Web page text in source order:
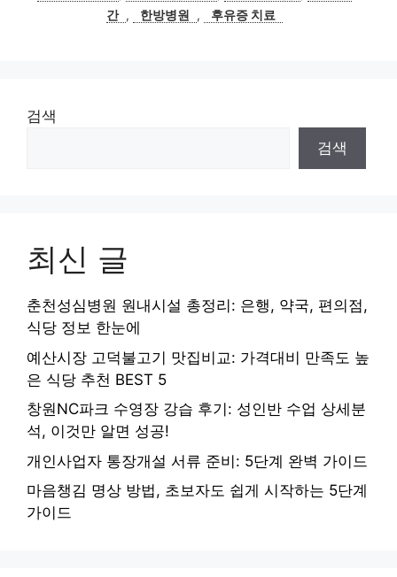
간 , 한방병원 , 후유증 치료
검색
검색
최신 글
춘천성심병원 원내시설 총정리: 은행, 약국, 편의점,
식당 정보 한눈에
예산시장 고덕불고기 맛집비교: 가격대비 만족도 높
은 식당 추천 BEST 5
창원NC파크 수영장 강습 후기: 성인반 수업 상세분
석, 이것만 알면 성공!
개인사업자 통장개설 서류 준비: 5단계 완벽 가이드
마음챙김 명상 방법, 초보자도 쉽게 시작하는 5단계
가이드